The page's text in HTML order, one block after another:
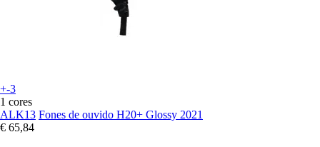
+-3
1 cores
ALK13 Fones de ouvido H20+ Glossy 2021
€ 65,84